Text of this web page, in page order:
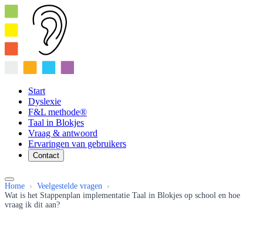
Start
Dyslexie
F&L methode®
Taal in Blokjes
Vraag & antwoord
Ervaringen van gebruikers
Contact
Home › Veelgestelde vragen ›
Wat is het Stappenplan implementatie Taal in Blokjes op school en hoe
vraag ik dit aan?